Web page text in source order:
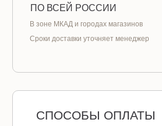
ПО ВСЕЙ РОССИИ
В зоне МКАД и городах магазинов
Сроки доставки уточняет менеджер
СПОСОБЫ ОПЛАТЫ